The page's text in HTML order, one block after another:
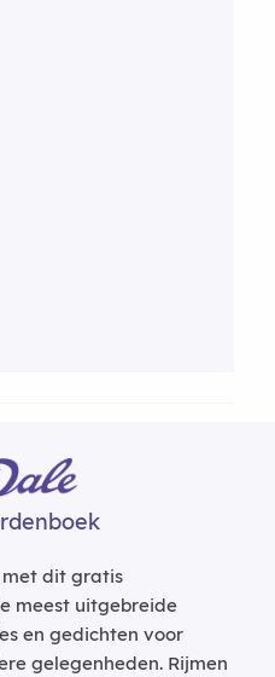
dit gratis
meest uitgebreide
en gedichten voor
gelegenheden. Rijmen